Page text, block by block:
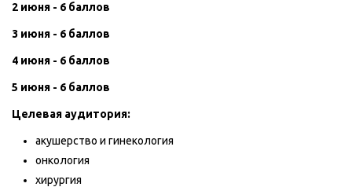
2 июня - 6 баллов
3 июня - 6 баллов
4 июня - 6 баллов
5 июня - 6 баллов
Целевая аудитория:
акушерство и гинекология
онкология
хирургия